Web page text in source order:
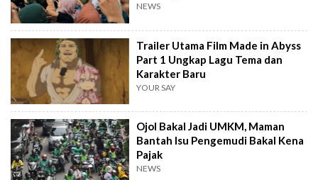
NEWS
Trailer Utama Film Made in Abyss
Part 1 Ungkap Lagu Tema dan
Karakter Baru
YOUR SAY
Ojol Bakal Jadi UMKM, Maman
Bantah Isu Pengemudi Bakal Kena
Pajak
NEWS